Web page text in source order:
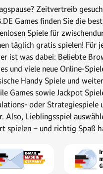
Zeitvertreib
Games finden Sie die
Spiele für
täglich gratis spielen! Für
ist was dabei: Beliebte
und viele neue Online-
Handy Spiele und
Games sowie Jackpot
oder Strategiespiele
Also, Lieblingsspiel
spielen – und richtig Spaß